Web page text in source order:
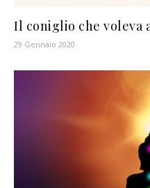
Il coniglio che voleva
29 Gennaio 2020